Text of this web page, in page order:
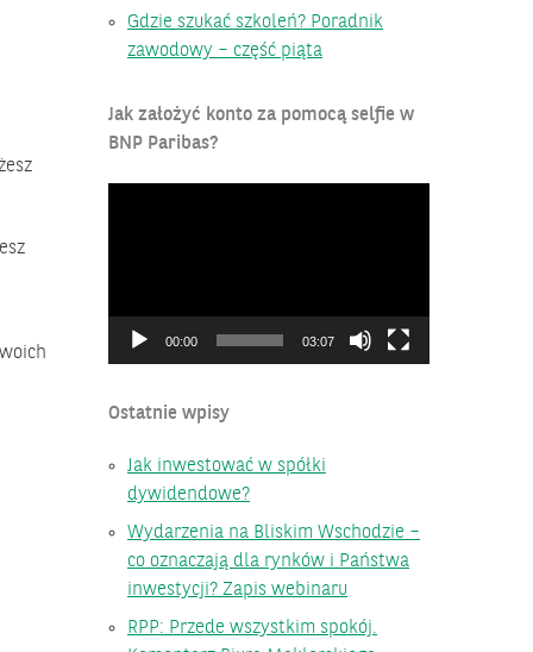
Gdzie szukać szkoleń? Poradnik
zawodowy – część piąta
Jak założyć konto za pomocą selfie w
BNP Paribas?
00:00 03:07
Ostatnie wpisy
Jak inwestować w spółki
dywidendowe?
Wydarzenia na Bliskim Wschodzie –
co oznaczają dla rynków i Państwa
inwestycji? Zapis webinaru
RPP: Przede wszystkim spokój.